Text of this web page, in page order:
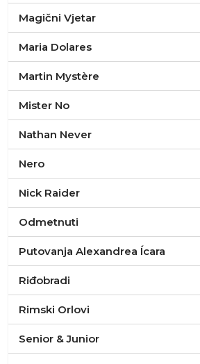
Magični Vjetar
Maria Dolares
Martin Mystère
Mister No
Nathan Never
Nero
Nick Raider
Odmetnuti
Putovanja Alexandrea Ícara
Riđobradi
Rimski Orlovi
Senior & Junior